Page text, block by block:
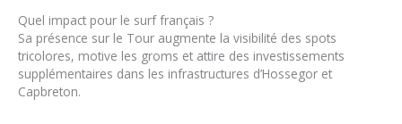
Quel impact pour le surf français ?
Sa présence sur le Tour augmente la visibilité des spots
tricolores, motive les groms et attire des investissements
supplémentaires dans les infrastructures d’Hossegor et
Capbreton.